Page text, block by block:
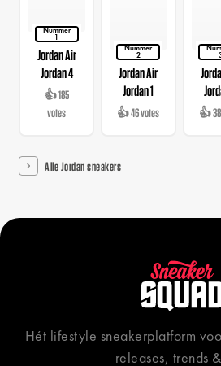
Nummer
1
Jordan Air
Jordan 4
👍 185
votes
Nummer
2
Jordan Air
Jordan 1
👍 46 votes 👍
Alle Jordan sneakers
Hét lifestyle sneakerplatform
releases, trends